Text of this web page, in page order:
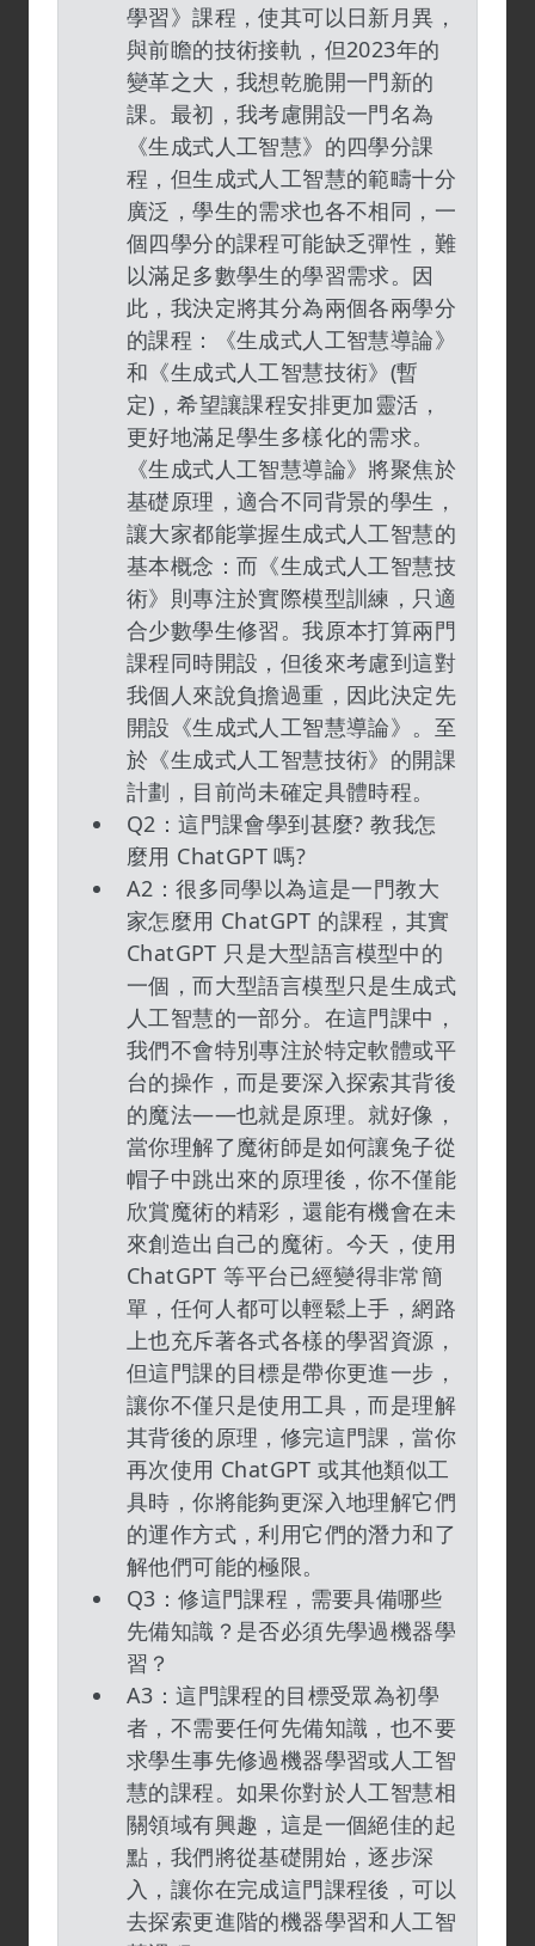
學習》課程，使其可以日新月異，
與前瞻的技術接軌，但2023年的
變革之大，我想乾脆開一門新的
課。最初，我考慮開設一門名為
《生成式人工智慧》的四學分課
程，但生成式人工智慧的範疇十分
廣泛，學生的需求也各不相同，一
個四學分的課程可能缺乏彈性，難
以滿足多數學生的學習需求。因
此，我決定將其分為兩個各兩學分
的課程：《生成式人工智慧導論》
和《生成式人工智慧技術》(暫
定)，希望讓課程安排更加靈活，
更好地滿足學生多樣化的需求。
《生成式人工智慧導論》將聚焦於
基礎原理，適合不同背景的學生，
讓大家都能掌握生成式人工智慧的
基本概念：而《生成式人工智慧技
術》則專注於實際模型訓練，只適
合少數學生修習。我原本打算兩門
課程同時開設，但後來考慮到這對
我個人來說負擔過重，因此決定先
開設《生成式人工智慧導論》。至
於《生成式人工智慧技術》的開課
計劃，目前尚未確定具體時程。
Q2：這門課會學到甚麼? 教我怎
麼用 ChatGPT 嗎?
A2：很多同學以為這是一門教大
家怎麼用 ChatGPT 的課程，其實
ChatGPT 只是大型語言模型中的
一個，而大型語言模型只是生成式
人工智慧的一部分。在這門課中，
我們不會特別專注於特定軟體或平
台的操作，而是要深入探索其背後
的魔法——也就是原理。就好像，
當你理解了魔術師是如何讓兔子從
帽子中跳出來的原理後，你不僅能
欣賞魔術的精彩，還能有機會在未
來創造出自己的魔術。今天，使用
ChatGPT 等平台已經變得非常簡
單，任何人都可以輕鬆上手，網路
上也充斥著各式各樣的學習資源，
但這門課的目標是帶你更進一步，
讓你不僅只是使用工具，而是理解
其背後的原理，修完這門課，當你
再次使用 ChatGPT 或其他類似工
具時，你將能夠更深入地理解它們
的運作方式，利用它們的潛力和了
解他們可能的極限。
Q3：修這門課程，需要具備哪些
先備知識？是否必須先學過機器學
習？
A3：這門課程的目標受眾為初學
者，不需要任何先備知識，也不要
求學生事先修過機器學習或人工智
慧的課程。如果你對於人工智慧相
關領域有興趣，這是一個絕佳的起
點，我們將從基礎開始，逐步深
入，讓你在完成這門課程後，可以
去探索更進階的機器學習和人工智